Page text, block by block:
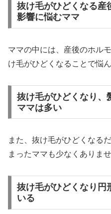
抜け毛がひどくなる産
影響に悩むママ
ママの中には、産後のホル
け毛がひどくなることで悩
抜け毛がひどくなり、
ママは多い
また、抜け毛がひどくなる
まったママも少なくありませ
抜け毛がひどくなり円
いる